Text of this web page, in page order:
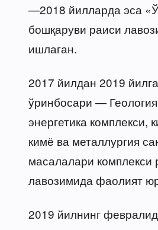
—2018 йилларда эса
бошқаруви раиси
ишлаган.
2017 йилдан 2019
ўринбосари —
энергетика комплекси,
кимё ва металлургия
масалалари комплекси
лавозимида фаолият
2019 йилнинг